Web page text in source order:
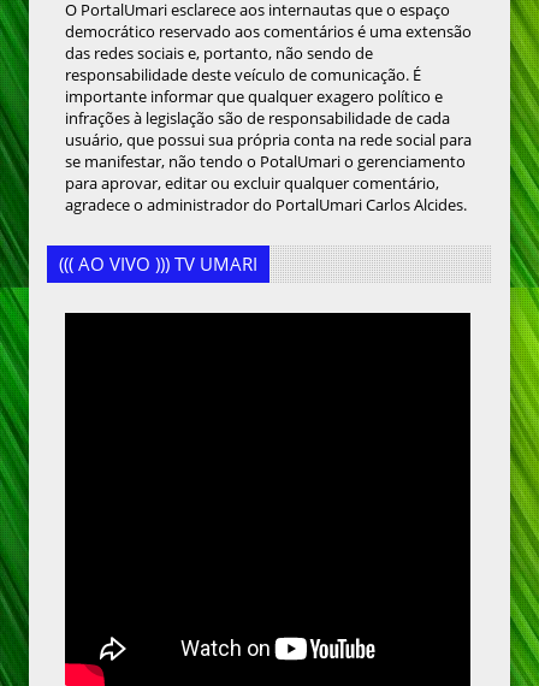
O PortalUmari esclarece aos internautas que o espaço
democrático reservado aos comentários é uma extensão
das redes sociais e, portanto, não sendo de
responsabilidade deste veículo de comunicação. É
importante informar que qualquer exagero político e
infrações à legislação são de responsabilidade de cada
usuário, que possui sua própria conta na rede social para
se manifestar, não tendo o PotalUmari o gerenciamento
para aprovar, editar ou excluir qualquer comentário,
agradece o administrador do PortalUmari Carlos Alcides.
((( AO VIVO ))) TV UMARI